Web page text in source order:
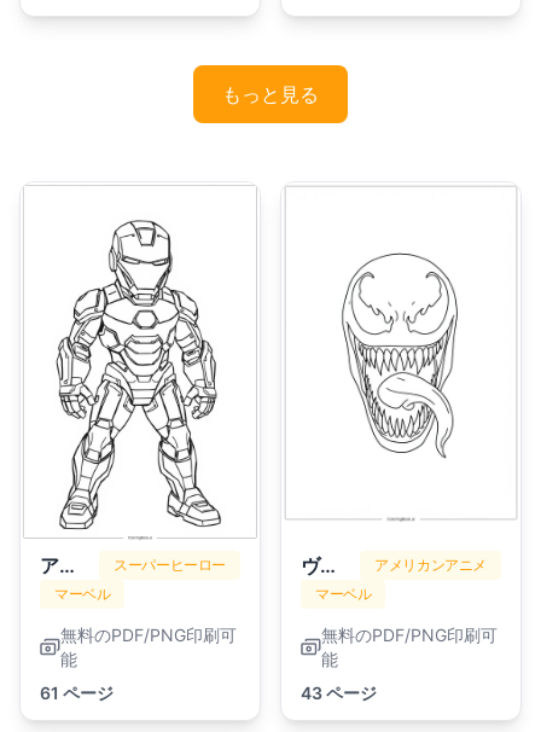
もっと見る
アイアンマン
スーパーヒーロー
マーベル
無料のPDF/PNG印刷可
能
61 ページ
ヴェノム
アメリカンアニメ
マーベル
無料のPDF/PNG印刷可
能
43 ページ